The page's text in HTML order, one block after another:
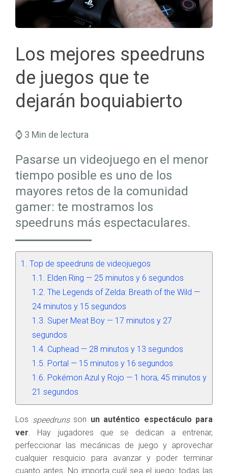
Seguros Salud
Seguros Viajes
Hogar
Trabaja en Mapfre
Los mejores speedruns
de juegos que te
dejarán boquiabierto
⌚ 3 Min de lectura
Pasarse un videojuego en el menor
tiempo posible es uno de los
mayores retos de la comunidad
gamer: te mostramos los
speedruns más espectaculares.
Top de speedruns de videojuegos
Elden Ring — 25 minutos y 6 segundos
The Legends of Zelda: Breath of the Wild —
24 minutos y 15 segundos
Super Meat Boy — 17 minutos y 27
segundos
Cuphead — 28 minutos y 13 segundos
Portal — 15 minutos y 16 segundos
Pokémon Azul y Rojo — 1 hora, 45 minutos y
21 segundos
Los speedrunsson un auténtico espectáculo para
ver. Hay jugadores que se dedican a entrenar,
perfeccionar las mecánicas de juego y aprovechar
cualquier resquicio para avanzar y poder terminar
cuanto antes. No importa cuál sea el juego: todas las